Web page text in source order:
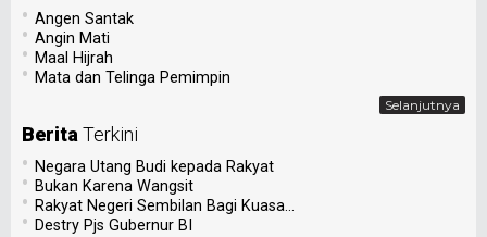
• Angen Santak
• Angin Mati
• Maal Hijrah
• Mata dan Telinga Pemimpin
Selanjutnya
Berita Terkini
• Negara Utang Budi kepada Rakyat
• Bukan Karena Wangsit
• Rakyat Negeri Sembilan Bagi Kuasa...
• Destry Pjs Gubernur BI